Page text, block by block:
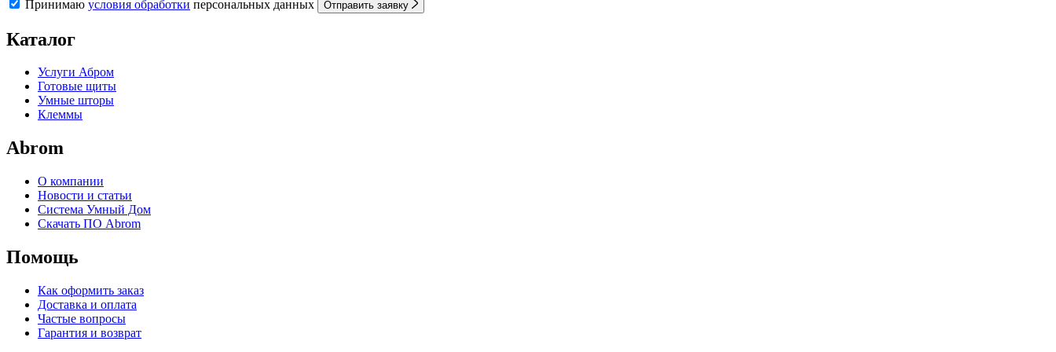
Принимаю условия обработки персональных данных Отправить заявку
Каталог
Услуги Абром
Готовые щиты
Умные шторы
Клеммы
Abrom
О компании
Новости и статьи
Система Умный Дом
Скачать ПО Abrom
Помощь
Как оформить заказ
Доставка и оплата
Частые вопросы
Гарантия и возврат